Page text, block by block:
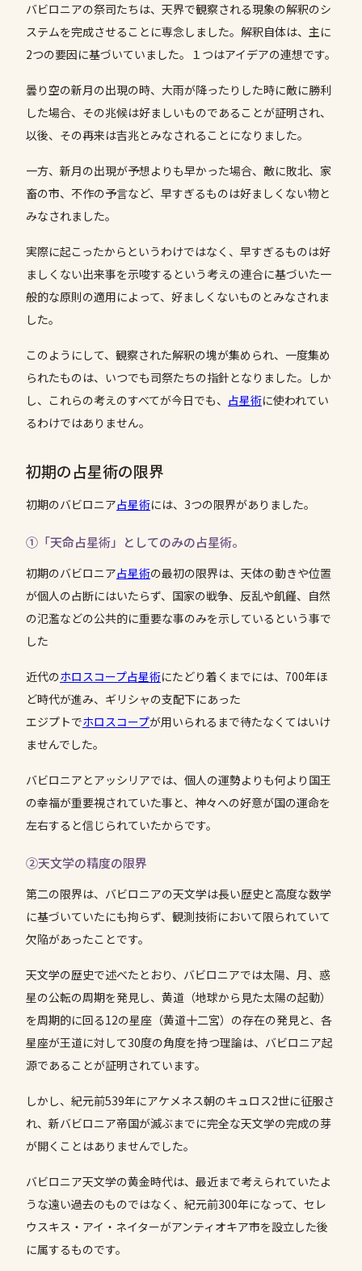
バビロニアの祭司たちは、天界で観察される現象の解釈のシ
ステムを完成させることに専念しました。解釈自体は、主に
2つの要因に基づいていました。１つはアイデアの連想です。
曇り空の新月の出現の時、大雨が降ったりした時に敵に勝利
した場合、その兆候は好ましいものであることが証明され、
以後、その再来は吉兆とみなされることになりました。
一方、新月の出現が予想よりも早かった場合、敵に敗北、家
畜の市、不作の予言など、早すぎるものは好ましくない物と
みなされました。
実際に起こったからというわけではなく、早すぎるものは好
ましくない出来事を示唆するという考えの連合に基づいた一
般的な原則の適用によって、好ましくないものとみなされま
した。
このようにして、観察された解釈の塊が集められ、一度集め
られたものは、いつでも司祭たちの指針となりました。しか
し、これらの考えのすべてが今日でも、 占星術に使われてい
るわけではありません。
初期の占星術の限界
初期のバビロニア占星術には、3つの限界がありました。
①「天命占星術」としてのみの占星術。
初期のバビロニア占星術の最初の限界は、天体の動きや位置
が個人の占断にはいたらず、国家の戦争、反乱や飢饉、自然
の氾濫などの公共的に重要な事のみを示しているという事で
した
近代のホロスコープ占星術にたどり着くまでには、700年ほ
ど時代が進み、ギリシャの支配下にあった
エジプトでホロスコープが用いられるまで待たなくてはいけ
ませんでした。
バビロニアとアッシリアでは、個人の運勢よりも何より国王
の幸福が重要視されていた事と、神々への好意が国の運命を
左右すると信じられていたからです。
②天文学の精度の限界
第二の限界は、バビロニアの天文学は長い歴史と高度な数学
に基づいていたにも拘らず、観測技術において限られていて
欠陥があったことです。
天文学の歴史で述べたとおり、バビロニアでは太陽、月、惑
星の公転の周期を発見し、黄道（地球から見た太陽の起動）
を周期的に回る12の星座（黄道十二宮）の存在の発見と、各
星座が王道に対して30度の角度を持つ理論は、バビロニア起
源であることが証明されています。
しかし、紀元前539年にアケメネス朝のキュロス2世に征服さ
れ、新バビロニア帝国が滅ぶまでに完全な天文学の完成の芽
が開くことはありませんでした。
バビロニア天文学の黄金時代は、最近まで考えられていたよ
うな遠い過去のものではなく、紀元前300年になって、セレ
ウスキス・アイ・ネイターがアンティオキア市を設立した後
に属するものです。